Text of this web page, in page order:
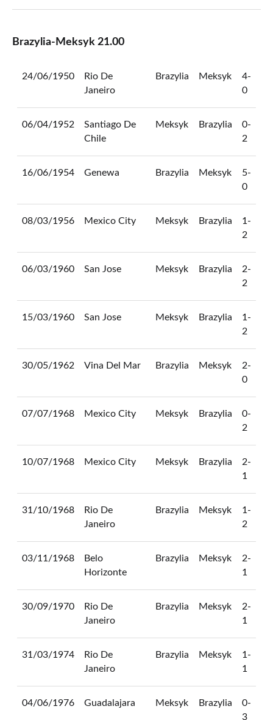
Brazylia-Meksyk 21.00
24/06/1950
Rio De
Janeiro
Brazylia Meksyk
4-
0
06/04/1952
Santiago De
Chile
Meksyk Brazylia
0-
2
16/06/1954 Genewa Brazylia Meksyk
5-
0
08/03/1956 Mexico City Meksyk Brazylia
1-
2
06/03/1960 San Jose Meksyk Brazylia
2-
2
15/03/1960 San Jose Meksyk Brazylia
1-
2
30/05/1962 Vina Del Mar Brazylia Meksyk
2-
0
07/07/1968 Mexico City Meksyk Brazylia
0-
2
10/07/1968 Mexico City Meksyk Brazylia
2-
1
31/10/1968
Rio De
Janeiro
Brazylia Meksyk
1-
2
03/11/1968
Belo
Horizonte
Brazylia Meksyk
2-
1
30/09/1970
Rio De
Janeiro
Brazylia Meksyk
2-
1
31/03/1974
Rio De
Janeiro
Brazylia Meksyk
1-
1
04/06/1976 Guadalajara Meksyk Brazylia
0-
3